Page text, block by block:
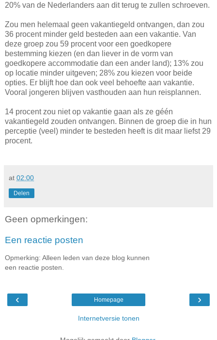
20% van de Nederlanders aan dit terug te zullen schroeven.
Zou men helemaal geen vakantiegeld ontvangen, dan zou
36 procent minder geld besteden aan een vakantie. Van
deze groep zou 59 procent voor een goedkopere
bestemming kiezen (en dan liever in de vorm van
goedkopere accommodatie dan een ander land); 13% zou
op locatie minder uitgeven; 28% zou kiezen voor beide
opties. Er blijft hoe dan ook veel behoefte aan vakantie.
Vooral jongeren blijven vasthouden aan hun reisplannen.
14 procent zou niet op vakantie gaan als ze géén
vakantiegeld zouden ontvangen. Binnen de groep die in hun
perceptie (veel) minder te besteden heeft is dit maar liefst 29
procent.
at 02:00
Delen
Geen opmerkingen:
Een reactie posten
Opmerking: Alleen leden van deze blog kunnen
een reactie posten.
‹ ›
Homepage
Internetversie tonen